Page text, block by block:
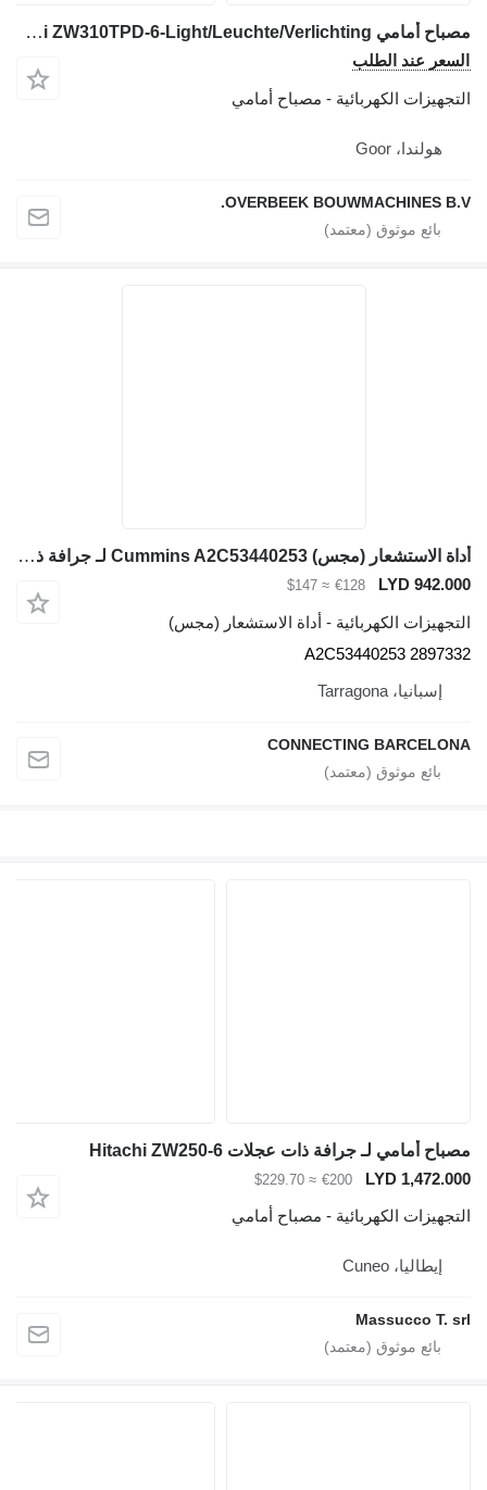
مصباح أمامي Hitachi ZW310TPD-6-Light/Leuchte/Verlichting لـ جرافة ذات عجلات
السعر عند الطلب
التجهيزات الكهربائية - مصباح أمامي
هولندا، Goor
OVERBEEK BOUWMACHINES B.V.
أداة الاستشعار (مجس) Cummins A2C53440253 لـ جرافة ذات عجلات Hitachi ZW310
LYD 942.000
€128
≈ $147
التجهيزات الكهربائية - أداة الاستشعار (مجس)
A2C53440253 2897332
إسبانيا، Tarragona
CONNECTING BARCELONA
مصباح أمامي لـ جرافة ذات عجلات Hitachi ZW250-6
LYD 1,472.000
€200
≈ $229.70
التجهيزات الكهربائية - مصباح أمامي
إيطاليا، Cuneo
Massucco T. srl